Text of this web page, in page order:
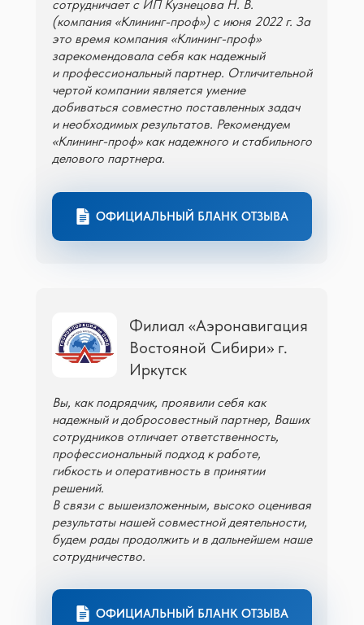
сотрудничает с ИП Кузнецова Н. В.
(компания «Клининг-проф») с июня 2022 г. За
это время компания «Клининг-проф»
зарекомендовала себя как надежный
и профессиональный партнер. Отличительной
чертой компании является умение
добиваться совместно поставленных задач
и необходимых результатов. Рекомендуем
«Клининг-проф» как надежного и стабильного
делового партнера.
ОФИЦИАЛЬНЫЙ БЛАНК ОТЗЫВА
Филиал «Аэронавигация
Востояной Сибири» г.
Иркутск
Вы, как подрядчик, проявили себя как
надежный и добросовестный партнер, Ваших
сотрудников отличает ответственность,
профессиональный подход к работе,
гибкость и оперативность в принятии
решений.
В связи с вышеизложенным, высоко оценивая
результаты нашей совместной деятельности,
будем рады продолжить и в дальнейшем наше
сотрудничество.
ОФИЦИАЛЬНЫЙ БЛАНК ОТЗЫВА